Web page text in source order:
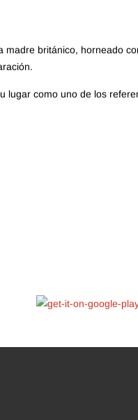
británico, horneado
como uno de los